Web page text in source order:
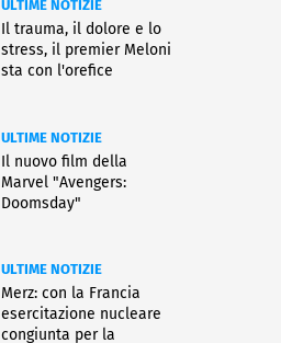
ULTIME NOTIZIE
Il trauma, il dolore e lo
stress, il premier Meloni
sta con l'orefice
ULTIME NOTIZIE
Il nuovo film della
Marvel "Avengers:
Doomsday"
ULTIME NOTIZIE
Merz: con la Francia
esercitazione nucleare
congiunta per la